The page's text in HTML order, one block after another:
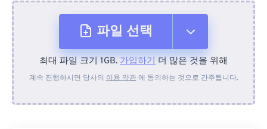
파일 선택
장치에서
최대 파일 크기 1GB. 가입하기 더 많은 것을 위해
계속 진행하시면 당사의 이용 약관에 동의하는 것으로 간주됩니다.